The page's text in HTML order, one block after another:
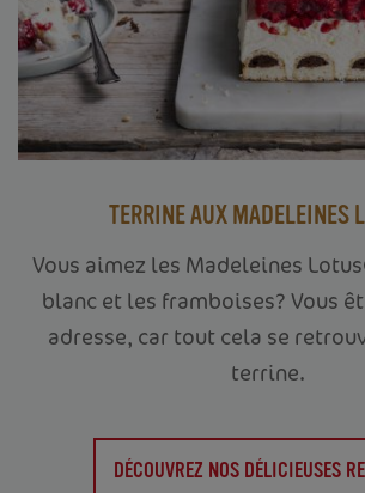
VOTRE ENTREPRISE
TERRINE AUX MADELEINES
Vous aimez les Madeleines
blanc et les framboises? Vous
adresse, car tout cela se
terrine.
DÉCOUVREZ NOS DÉLICIEUSES